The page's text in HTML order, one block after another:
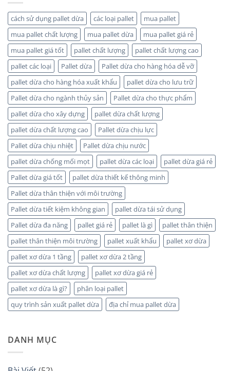
Gỗ
cách sử dụng pallet dừa các loại pallet
mua pallet
mua pallet chất lượng
mua pallet dừa
mua pallet giá rẻ
mua pallet giá tốt
pallet chất lượng
pallet chất lượng cao
pallet các loại
Pallet dừa
Pallet dừa cho hàng hóa dễ vỡ
pallet dừa cho hàng hóa xuất khẩu
pallet dừa cho lưu trữ
Pallet dừa cho ngành thủy sản
Pallet dừa cho thực phẩm
pallet dừa cho xây dựng
pallet dừa chất lượng
pallet dừa chất lượng cao
Pallet dừa chịu lực
Pallet dừa chịu nhiệt
Pallet dừa chịu nước
pallet dừa chống mối mọt
pallet dừa các loại
pallet dừa giá rẻ
Pallet dừa giá tốt
pallet dừa thiết kế thông minh
Pallet dừa thân thiện với môi trường
Pallet dừa tiết kiệm không gian
pallet dừa tái sử dụng
Pallet dừa đa năng
pallet giá rẻ pallet là gì
pallet thân thiện
pallet thân thiện môi trường
pallet xuất khẩu
pallet xơ dừa
pallet xơ dừa 1 tầng
pallet xơ dừa 2 tầng
pallet xơ dừa chất lượng
pallet xơ dừa giá rẻ
pallet xơ dừa là gì?
phân loại pallet
quy trình sản xuất pallet dừa
địa chỉ mua pallet dừa
DANH MỤC